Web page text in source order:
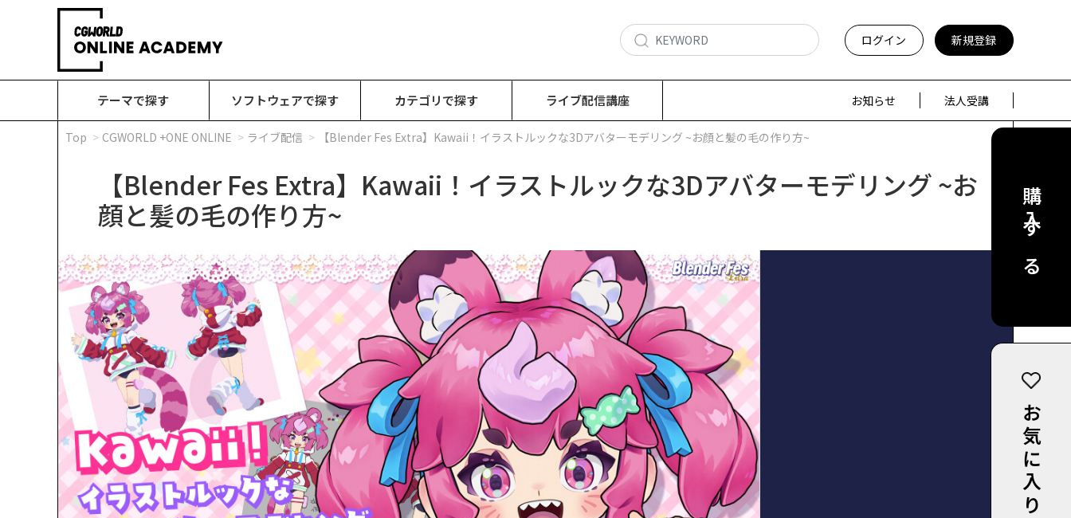
ログイン 新規登録
テーマで探す ソフトウェアで探す カテゴリで探す ライブ配信講座 お知らせ 法人受講
Top CGWORLD +ONE ONLINE ライブ配信 【Blender Fes Extra】Kawaii！イラストルックな3Dアバターモデリング ~お顔と髪の毛の作り方~
【Blender Fes Extra】Kawaii！イラストルックな3Dアバターモデリング ~お
顔と髪の毛の作り方~
購入する
お気に入り